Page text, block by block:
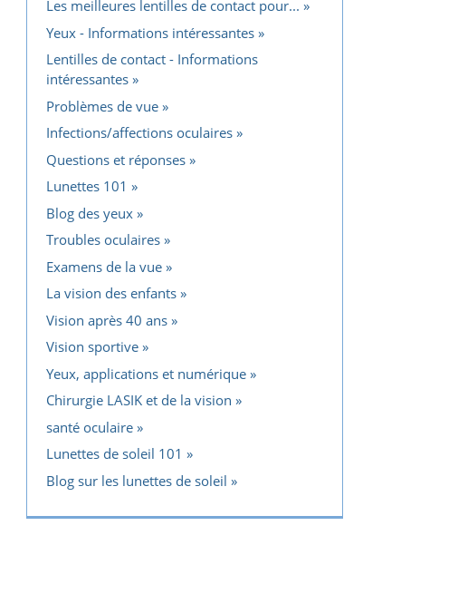
Les meilleures lentilles de contact pour...
Yeux - Informations intéressantes
Lentilles de contact - Informations
intéressantes
Problèmes de vue
Infections/affections oculaires
Questions et réponses
Lunettes 101
Blog des yeux
Troubles oculaires
Examens de la vue
La vision des enfants
Vision après 40 ans
Vision sportive
Yeux, applications et numérique
Chirurgie LASIK et de la vision
santé oculaire
Lunettes de soleil 101
Blog sur les lunettes de soleil